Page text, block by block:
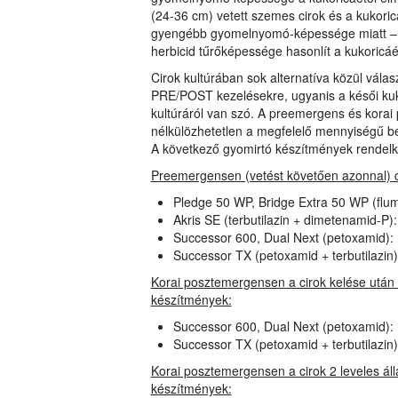
(24-36 cm) vetett szemes cirok és a
gyengébb gyomelnyomó-képessége miatt
herbicid tűrőképessége hasonlít a
Cirok kultúrában sok alternatíva közül
PRE/POST kezelésekre, ugyanis a késői
kultúráról van szó. A preemergens és
nélkülözhetetlen a megfelelő mennyiségű
A következő gyomirtó készítmények
Preemergensen (vetést követően
Pledge 50 WP, Bridge Extra 50 WP
Akris SE (terbutilazin + dimetenamid-
Successor 600, Dual Next
Successor TX (petoxamid +
Korai posztemergensen a cirok kelése
készítmények:
Successor 600, Dual Next
Successor TX (petoxamid +
Korai posztemergensen a cirok 2 leveles
készítmények: